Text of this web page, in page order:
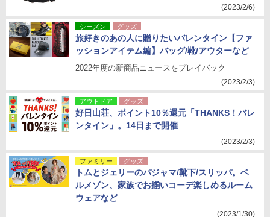
(2023/2/6)
シーズン グッズ
旅好きのあの人に贈りたいバレンタイン【ファ
ッションアイテム編】バッグ/靴/アウターなど
2022年度の新商品ニュースをプレイバック
(2023/2/3)
アウトドア グッズ
好日山荘、ポイント10％還元「THANKS！バレ
ンタイン」。14日まで開催
(2023/2/3)
ファミリー グッズ
トムとジェリーのパジャマ/靴下/スリッパ。ベ
ルメゾン、家族でお揃いコーデ楽しめるルーム
ウェアなど
(2023/1/30)